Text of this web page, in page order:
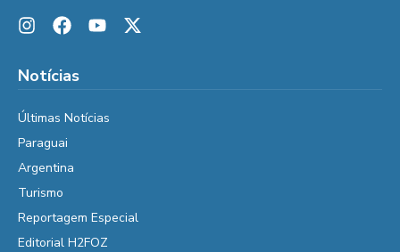
Notícias
Últimas Notícias
Paraguai
Argentina
Turismo
Reportagem Especial
Editorial H2FOZ